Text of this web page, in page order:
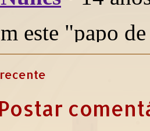
Postar